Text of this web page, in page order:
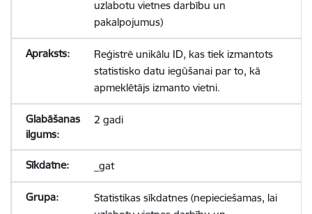
uzlabotu vietnes darbību un
pakalpojumus)
Reģistrē unikālu ID, kas tiek izmantots
statistisko datu iegūšanai par to, kā
apmeklētājs izmanto vietni.
2 gadi
_gat
Statistikas sīkdatnes (nepieciešamas, lai